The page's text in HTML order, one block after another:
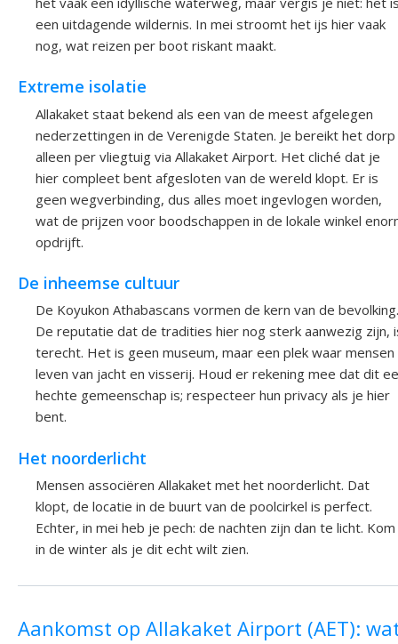
een uitdagende wildernis. In mei stroomt het ijs hier vaak
nog, wat reizen per boot riskant maakt.
Extreme isolatie
Allakaket staat bekend als een van de meest afgelegen
nederzettingen in de Verenigde Staten. Je bereikt het dorp
alleen per vliegtuig via Allakaket Airport. Het cliché dat je
hier compleet bent afgesloten van de wereld klopt. Er is
geen wegverbinding, dus alles moet ingevlogen worden,
wat de prijzen voor boodschappen in de lokale winkel
opdrijft.
De inheemse cultuur
De Koyukon Athabascans vormen de kern van de bevolking.
De reputatie dat de tradities hier nog sterk aanwezig zijn,
terecht. Het is geen museum, maar een plek waar mensen
leven van jacht en visserij. Houd er rekening mee dat dit
hechte gemeenschap is; respecteer hun privacy als je hier
bent.
Het noorderlicht
Mensen associëren Allakaket met het noorderlicht. Dat
klopt, de locatie in de buurt van de poolcirkel is perfect.
Echter, in mei heb je pech: de nachten zijn dan te licht. Kom
in de winter als je dit echt wilt zien.
Aankomst op Allakaket Airport (AET):